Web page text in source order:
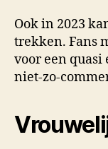
Ook in 2023
trekken. Fans
voor een
niet-zo-